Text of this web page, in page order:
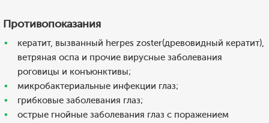
Противопоказания
кератит, вызванный herpes zoster(древовидный кератит),
ветряная оспа и прочие вирусные заболевания
роговицы и конъюнктивы;
микробактериальные инфекции глаз;
грибковые заболевания глаз;
острые гнойные заболевания глаз с поражением